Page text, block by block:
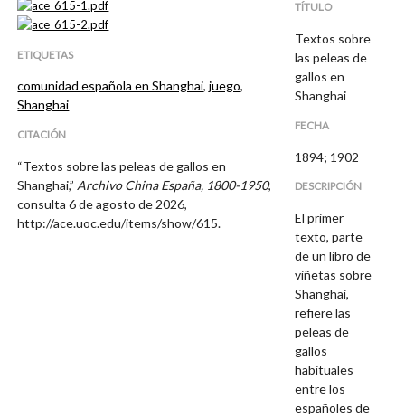
ETIQUETAS
comunidad española en Shanghai,juego,
Shanghai
CITACIÓN
“Textos sobre las peleas de gallos en
Shanghai,” Archivo China España, 1800-1950,
consulta 6 de agosto de 2026,
http://ace.uoc.edu/items/show/615.
TÍTULO
Textos sobre
las peleas de
gallos en
Shanghai
FECHA
1894; 1902
DESCRIPCIÓN
El primer
texto, parte
de un libro de
viñetas sobre
Shanghai,
refiere las
peleas de
gallos
habituales
entre los
españoles de